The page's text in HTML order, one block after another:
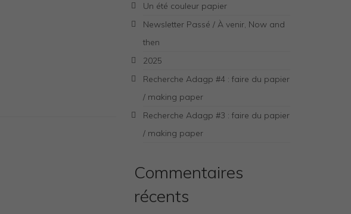
Un été couleur papier
Newsletter Passé / À venir, Now and
then
2025
Recherche Adagp #4 : faire du papier
/ making paper
Recherche Adagp #3 : faire du papier
/ making paper
Commentaires
récents